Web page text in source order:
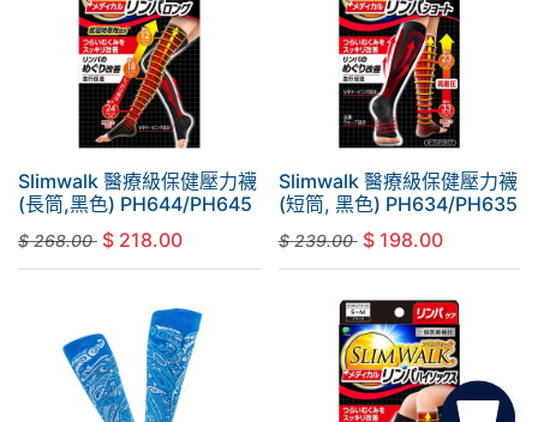
Slimwalk 醫療級保健壓力襪
(長筒,黑色) PH644/PH645
$268.00 $ 218.00
Slimwalk 醫療級保健壓力襪
(短筒, 黑色) PH634/PH635
$239.00 $ 198.00